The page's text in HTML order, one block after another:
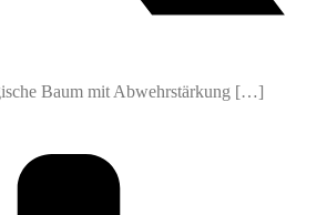
Baum mit Abwehrstärkung […]